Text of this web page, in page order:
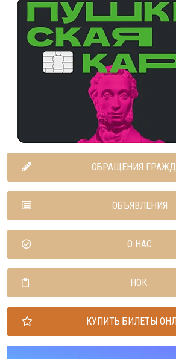
ОБРАЩЕНИЯ
ОБЪЯВЛЕНИЯ
О НАС
НОК
КУПИТЬ БИЛЕТЫ